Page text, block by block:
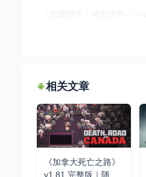
相关文章
《加拿大死亡之路》
v1.81 完整版｜随机